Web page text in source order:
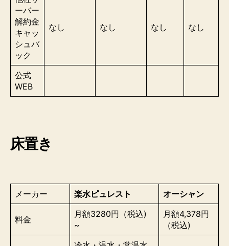
ーバー
解約金
キャッ
シュバ
ック
なし なし なし なし
公式
WEB
床置き
メーカー 楽水ピュレスト オーシャン
料金
月額3280円（税込)
~
月額4,378円
（税込)